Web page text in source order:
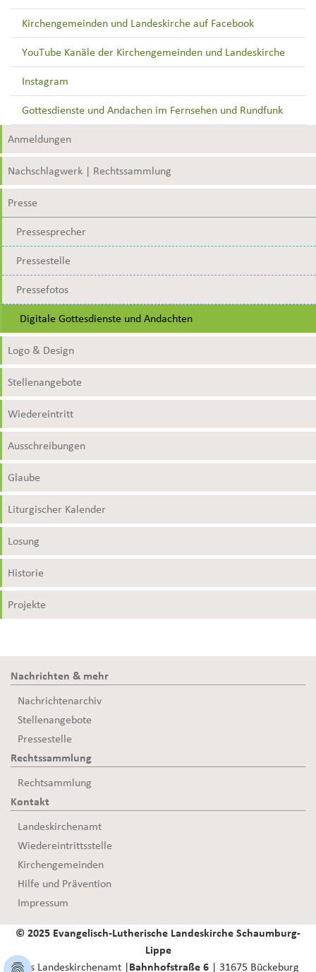
Anmeldungen
Nachschlagwerk | Rechtssammlung
Presse
Pressesprecher
Pressestelle
Pressefotos
Digitale Gottesdienste und Andachten
Logo & Design
Stellenangebote
Wiedereintritt
Ausschreibungen
Glaube
Liturgischer Kalender
Losung
Historie
Projekte
Kirchengemeinden und Landeskirche auf Facebook
YouTube Kanäle der Kirchengemeinden und Landeskirche
Instagram
Gottesdienste und Andachen im Fernsehen und Rundfunk
Nachrichten & mehr
Nachrichtenarchiv
Stellenangebote
Pressestelle
Rechtssammlung
Rechtsammlung
Kontakt
Landeskirchenamt
Wiedereintrittsstelle
Kirchengemeinden
Hilfe und Prävention
Impressum
© 2025 Evangelisch-Lutherische Landeskirche Schaumburg-
Lippe
Das Landeskirchenamt | Bahnhofstraße 6 | 31675 Bückeburg